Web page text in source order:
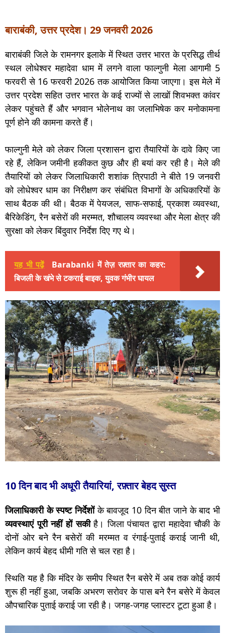
बाराबंकी, उत्तर प्रदेश। 29 जनवरी 2026
बाराबंकी जिले के रामनगर इलाके में स्थित उत्तर भारत के प्रसिद्ध तीर्थ
स्थल लोधेश्वर महादेवा धाम में लगने वाला फाल्गुनी मेला आगामी 5
फरवरी से 16 फरवरी 2026 तक आयोजित किया जाएगा। इस मेले में
उत्तर प्रदेश सहित उत्तर भारत के कई राज्यों से लाखों शिवभक्त कांवर
लेकर पहुंचते हैं और भगवान भोलेनाथ का जलाभिषेक कर मनोकामना
पूर्ण होने की कामना करते हैं।
फाल्गुनी मेले को लेकर जिला प्रशासन द्वारा तैयारियों के दावे किए जा
रहे हैं, लेकिन जमीनी हकीकत कुछ और ही बयां कर रही है। मेले की
तैयारियों को लेकर जिलाधिकारी शशांक त्रिपाठी ने बीते 19 जनवरी
को लोधेश्वर धाम का निरीक्षण कर संबंधित विभागों के अधिकारियों के
साथ बैठक की थी। बैठक में पेयजल, साफ-सफाई, प्रकाश व्यवस्था,
बैरिकेडिंग, रैन बसेरों की मरम्मत, शौचालय व्यवस्था और मेला क्षेत्र की
सुरक्षा को लेकर बिंदुवार निर्देश दिए गए थे।
यह भी पढ़ें
Barabanki में तेज़ रफ़्तार का कहर:
बिजली के खंभे से टकराई बाइक, युवक गंभीर घायल
10 दिन बाद भी अधूरी तैयारियां, रफ़्तार बेहद सुस्त
जिलाधिकारी के स्पष्ट निर्देशोंके बावजूद 10 दिन बीत जाने के बाद भी
व्यवस्थाएं पूरी नहीं हों सकीहै। जिला पंचायत द्वारा महादेवा चौकी के
दोनों ओर बने रैन बसेरों की मरम्मत व रंगाई-पुताई कराई जानी थी,
लेकिन कार्य बेहद धीमी गति से चल रहा है।
स्थिति यह है कि मंदिर के समीप स्थित रैन बसेरे में अब तक कोई कार्य
शुरू ही नहीं हुआ, जबकि अभरण सरोवर के पास बने रैन बसेरे में केवल
औपचारिक पुताई कराई जा रही है। जगह-जगह प्लास्टर टूटा हुआ है।